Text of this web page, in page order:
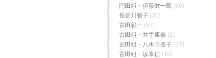
門田組・伊藤健一郎 (86)
長谷川智子 (30)
古田彰一 (57)
古田組・井手康喬 (1)
古田組・八木田杏子 (27)
古田組・坂本仁 (10)